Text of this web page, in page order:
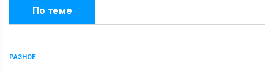
По теме
РАЗНОЕ